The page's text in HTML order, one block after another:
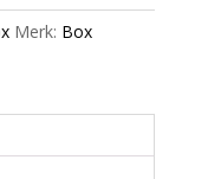
Merk: Box